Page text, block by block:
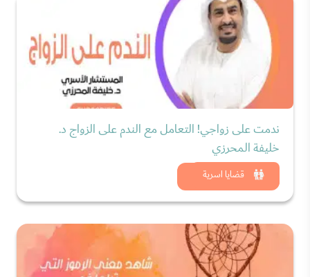
قضايا اسرية
ندمت على زواجي! التعامل مع الندم على الزواج د.
خليفة المحرزي
شاهد الان